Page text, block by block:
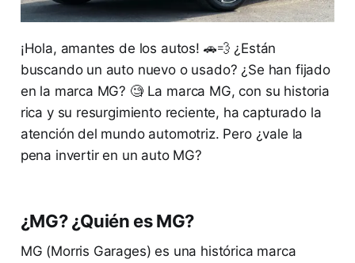
¡Hola, amantes de los autos! 🚗💨 ¿Están
buscando un auto nuevo o usado? ¿Se han fijado
en la marca MG? 🧐 La marca MG, con su historia
rica y su resurgimiento reciente, ha capturado la
atención del mundo automotriz. Pero ¿vale la
pena invertir en un auto MG?
¿MG? ¿Quién es MG?
MG (Morris Garages) es una histórica marca